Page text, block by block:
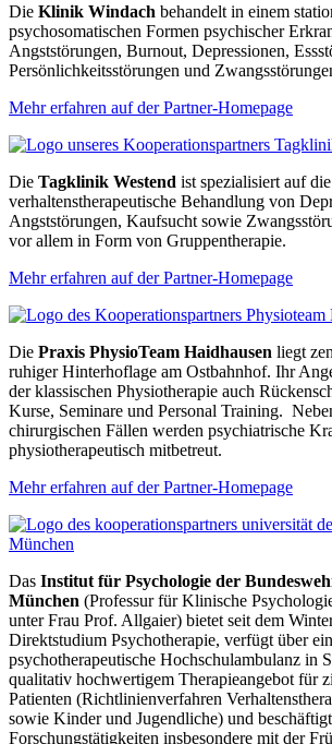
Die Klinik Windach behandelt in einem
psychosomatischen Formen psychischer
Angststörungen, Burnout, Depressionen,
Persönlichkeitsstörungen und
Mehr erfahren auf der Partner-Homepage
Die Tagklinik Westend ist spezialisiert auf die
verhaltenstherapeutische Behandlung von
Angststörungen, Kaufsucht sowie
vor allem in Form von Gruppentherapie.
Mehr erfahren auf der Partner-Homepage
Die Praxis PhysioTeam Haidhausen liegt
ruhiger Hinterhoflage am Ostbahnhof. Ihr
der klassischen Physiotherapie auch
Kurse, Seminare und Personal Training.
chirurgischen Fällen werden psychiatrische
physiotherapeutisch mitbetreut.
Mehr erfahren auf der Partner-Homepage
Das Institut für Psychologie der
München (Professur für Klinische
unter Frau Prof. Allgaier) bietet seit dem
Direktstudium Psychotherapie, verfügt über
psychotherapeutische Hochschulambulanz in
qualitativ hochwertigem Therapieangebot für
Patienten (Richtlinienverfahren
sowie Kinder und Jugendliche) und
Forschungstätigkeiten insbesondere mit der